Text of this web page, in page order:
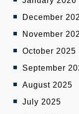
December
November
October 2025
September
August 2025
July 2025